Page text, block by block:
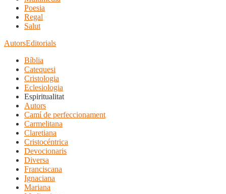
Poesia
Regal
Salut
AutorsEditorials
Bíblia
Catequesi
Cristologia
Eclesiologia
Espiritualitat
Autors
Camí de perfeccionament
Carmelitana
Claretiana
Cristocéntrica
Devocionaris
Diversa
Franciscana
Ignaciana
Mariana